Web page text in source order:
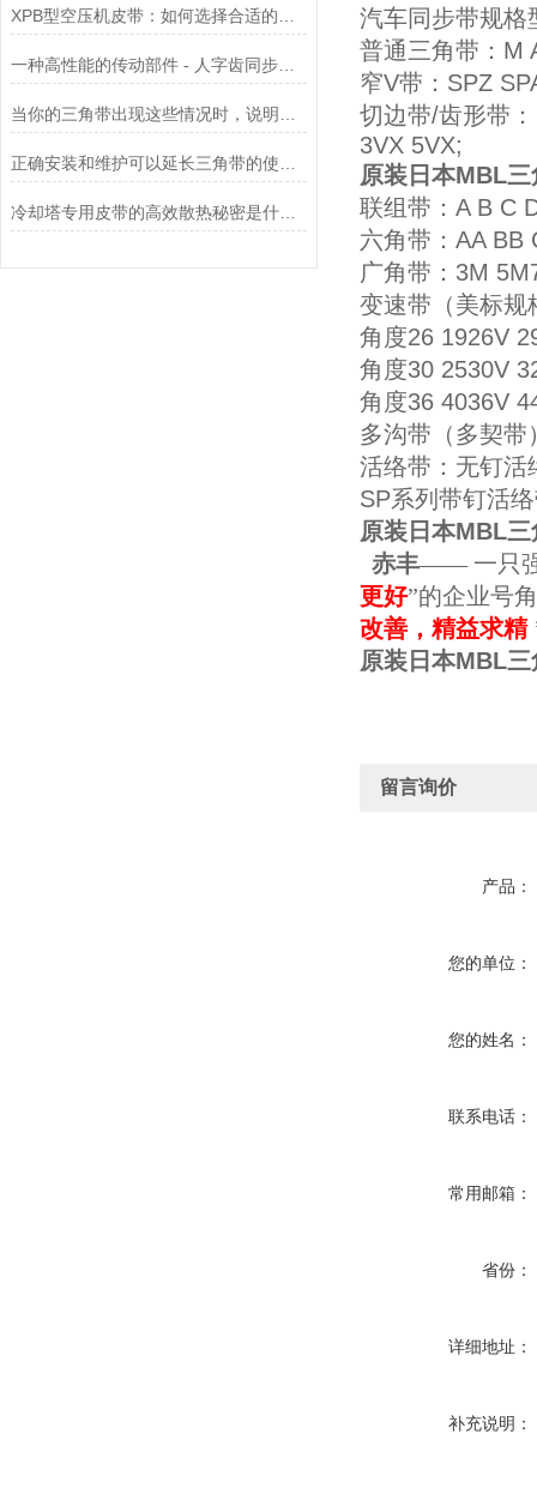
一种高性能的传动部件 - 人字齿同步带使用全攻略
冷却塔专用皮带的高效散热秘密是什么？
汽车同步带规格
普通三角带：M
窄V带：SPZ
切边带/齿形带
3VX 5VX;
原装日本MBL
联组带：A B C
六角带：AA BB
广角带：3M
变速带（美标规
角度26 1926V
角度30 2530V
角度36 4036V
多沟带（多契带
活络带：无钉活
SP系列带钉活
原装日本MBL
赤丰—— 一只
更好”的企业号
改善，精益求精
原装日本MBL
留言询价
产品：
您的单位：
您的姓名：
联系电话：
常用邮箱：
省份：
详细地址：
补充说明：